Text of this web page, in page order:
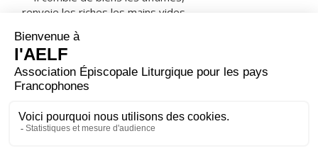
renvoie les riches les mains vides.
il se souvient de son amour
de la promesse faite à nos pères,
en faveur d’Abraham et sa descendance à jamais. »
Marie resta avec Élisabeth environ trois mois,
puis elle s’en retourna chez elle.
– Acclamons la Parole de Dieu.